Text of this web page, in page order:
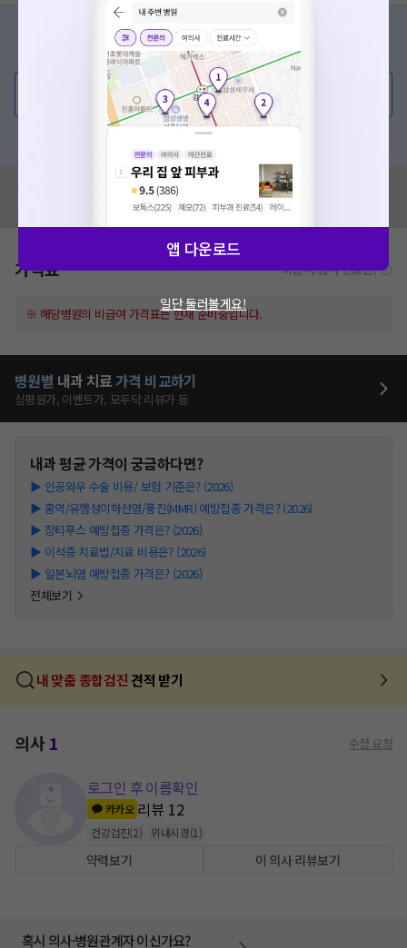
증상/치료, 궁금한 점이 있나요?
의사가 직접 답해드려요!
💬 무엇이든 물어보세요
혹은, 의료상담 서비스에 다양한 게시글 보러가기
혹시 잘못된 병원정보가 있나요?
모두닥 팀에 알려주세요!
가격표 비급여/급여 진료란?
※ 해당병원의 비급여 가격표는 현재 준비중입니다.
병원별 내과 치료가격 비교하기
심평원가, 이벤트가, 모두닥 리뷰가 등
내과평균 가격이 궁금하다면?
▶ 인공와우 수술 비용/ 보험 기준은? (2026)
▶ 홍역/유행성이하선염/풍진(MMR) 예방접종 가격은? (2026)
▶ 장티푸스 예방접종 가격은? (2026)
▶ 이석증 치료법/치료 비용은? (2026)
▶ 일본뇌염 예방접종 가격은? (2026)
전체보기
내 맞춤 종합검진 견적 받기
의사1 수정 요청
로그인 후 이름확인
카카오 리뷰 12
건강검진(2) 위내시경(1 )
약력보기 이 의사 리뷰보기
혹시 의사·병원관계자 이신가요?
앱 다운로드
일단 둘러볼게요!